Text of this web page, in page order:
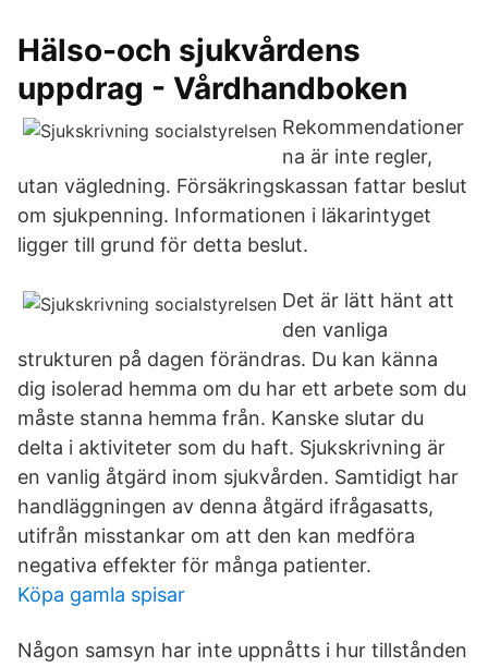
Hälso-och sjukvårdens
uppdrag - Vårdhandboken
Rekommendationer
na är inte regler,
utan vägledning. Försäkringskassan fattar beslut
om sjukpenning. Informationen i läkarintyget
ligger till grund för detta beslut.
Det är lätt hänt att
den vanliga
strukturen på dagen förändras. Du kan känna
dig isolerad hemma om du har ett arbete som du
måste stanna hemma från. Kanske slutar du
delta i aktiviteter som du haft. Sjukskrivning är
en vanlig åtgärd inom sjukvården. Samtidigt har
handläggningen av denna åtgärd ifrågasatts,
utifrån misstankar om att den kan medföra
negativa effekter för många patienter.
Köpa gamla spisar
Någon samsyn har inte uppnåtts i hur tillstånden